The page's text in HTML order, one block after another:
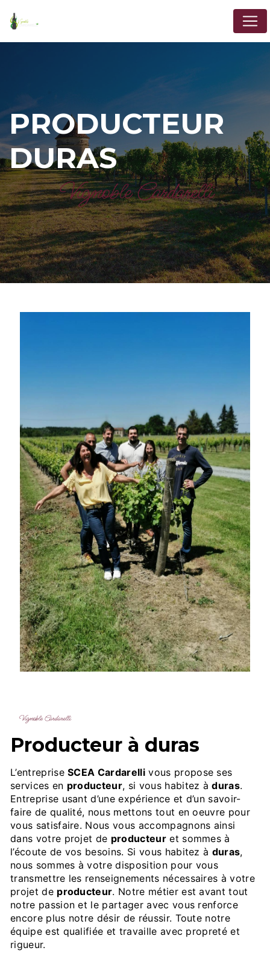
PRODUCTEUR
DURAS
Vignoble Cardarelli
Vignoble Cardarelli
producteur à duras
L’entrepriseSCEA Cardarellivous propose ses
services en producteur, si vous habitez àduras.
Entreprise usant d’une expérience et d’un savoir-
faire de qualité, nous mettons tout en oeuvre pour
vous satisfaire. Nous vous accompagnons ainsi
dans votre projet de producteuret sommes à
l’écoute de vos besoins. Si vous habitez à duras,
nous sommes à votre disposition pour vous
transmettre les renseignements nécessaires à votre
projet de producteur. Notre métier est avant tout
notre passion et le partager avec vous renforce
encore plus notre désir de réussir. Toute notre
équipe est qualifiée et travaille avec propreté et
rigueur.